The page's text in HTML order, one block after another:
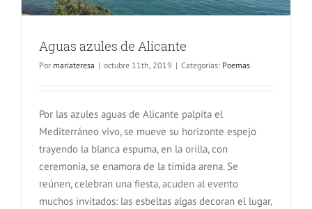
Aguas azules de Alicante
Por mariateresa | octubre 11th, 2019 | Categorías: Poemas
Por las azules aguas de Alicante palpita el
Mediterráneo vivo, se mueve su horizonte espejo
trayendo la blanca espuma, en la orilla, con
ceremonia, se enamora de la tímida arena. Se
reúnen, celebran una fiesta, acuden al evento
muchos invitados: las esbeltas algas decoran el lugar,